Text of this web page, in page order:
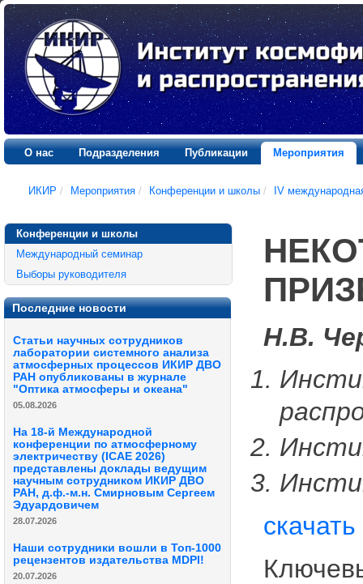
О нас Подразделения Публикации Мероприятия
ИКИР / Мероприятия / Конференции и школы / IV
Конференции и школы
Международный семинар
Выборы руководителя
Последние новости
Статьи научных сотрудников
лаборатории системного анализа
атмосферных процессов ИКИР ДВО
РАН опубликованы в журнале
"Оптика атмосферы и океана"
05.08.2026
На 18-й Международной
конференции по атмосферному
электричеству (ICAE 2026)
представлены доклады ведущим
научным сотрудником ИКИР ДВО
РАН, д.ф.-м.н. Смирновым Сергеем
Эдуардовичем
28.07.2026
Наши сотрудники вошли в Топ-1000
рецензентов издательства MDPI!
20.07.2026
Н.В.
скачать